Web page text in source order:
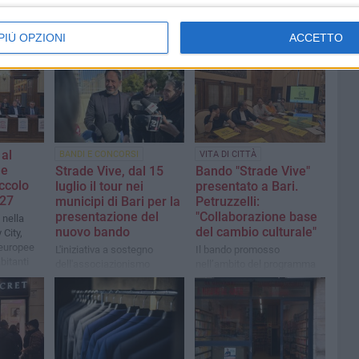
OPZIONI ACCETTO
BANDI E CONCORSI
Strade Vive, dal 15
luglio il tour nei
municipi di Bari per la
presentazione del
nuovo bando
L'iniziativa a sostegno
commerciale
VITA DI CITTÀ
Bando "Strade Vive"
presentato a Bari.
Petruzzelli:
"Collaborazione base
del cambio culturale"
Il bando promosso
d_Bari e finanziato con 1